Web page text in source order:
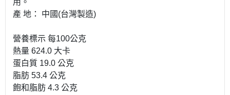
用。
產 地： 中國(台灣製造)
營養標示 每100公克
熱量 624.0 大卡
蛋白質 19.0 公克
脂肪 53.4 公克
飽和脂肪 4.3 公克